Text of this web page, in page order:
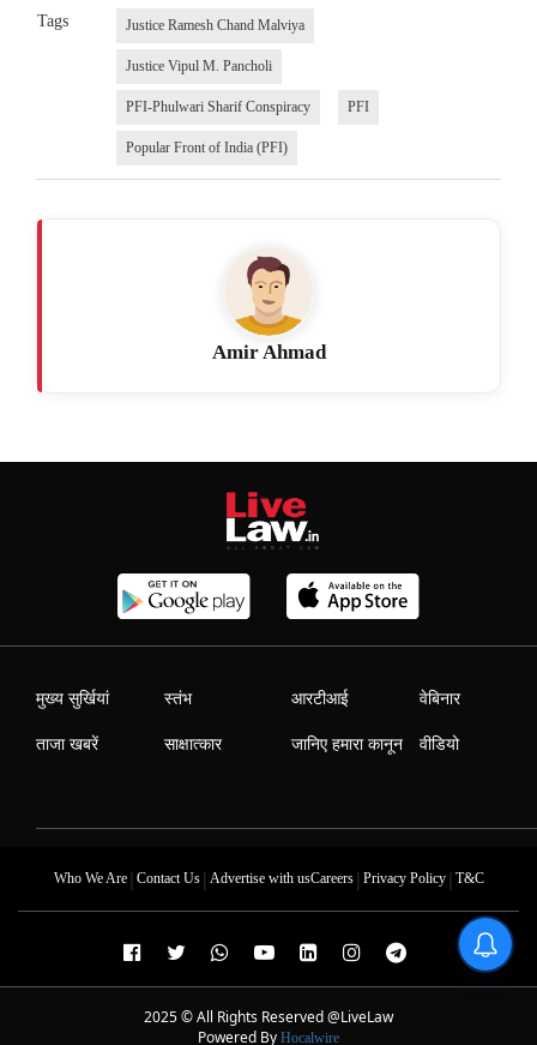
Tags Justice Ramesh Chand Malviya
Justice Vipul M. Pancholi
PFI-Phulwari Sharif Conspiracy PFI
Popular Front of India (PFI)
Amir Ahmad
मुख्य सुर्खियां
ताजा खबरें
स्तंभ
साक्षात्कार
आरटीआई
जानिए हमारा कानून
वेबिनार
वीडियो
Who We Are| Contact Us| Advertise with usCareers| Privacy Policy| T&C
2025 © All Rights Reserved @LiveLaw
Powered By Hocalwire